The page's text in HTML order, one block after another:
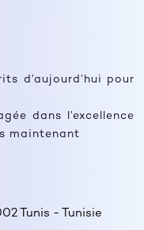
d’aujourd’hui pour
dans l’excellence
maintenant
Tunis - Tunisie